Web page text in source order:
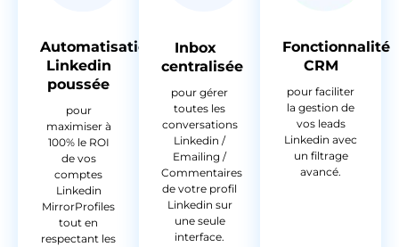
Automatisation
Linkedin
poussée
pour
maximiser à
100% le ROI
de vos
comptes
Linkedin
MirrorProfiles
tout en
respectant les
Inbox
centralisée
pour gérer
toutes les
conversations
Linkedin /
Emailing /
Commentaires
de votre profil
Linkedin sur
une seule
interface.
Fonctionnalité
CRM
pour faciliter
la gestion de
vos leads
Linkedin avec
un filtrage
avancé.